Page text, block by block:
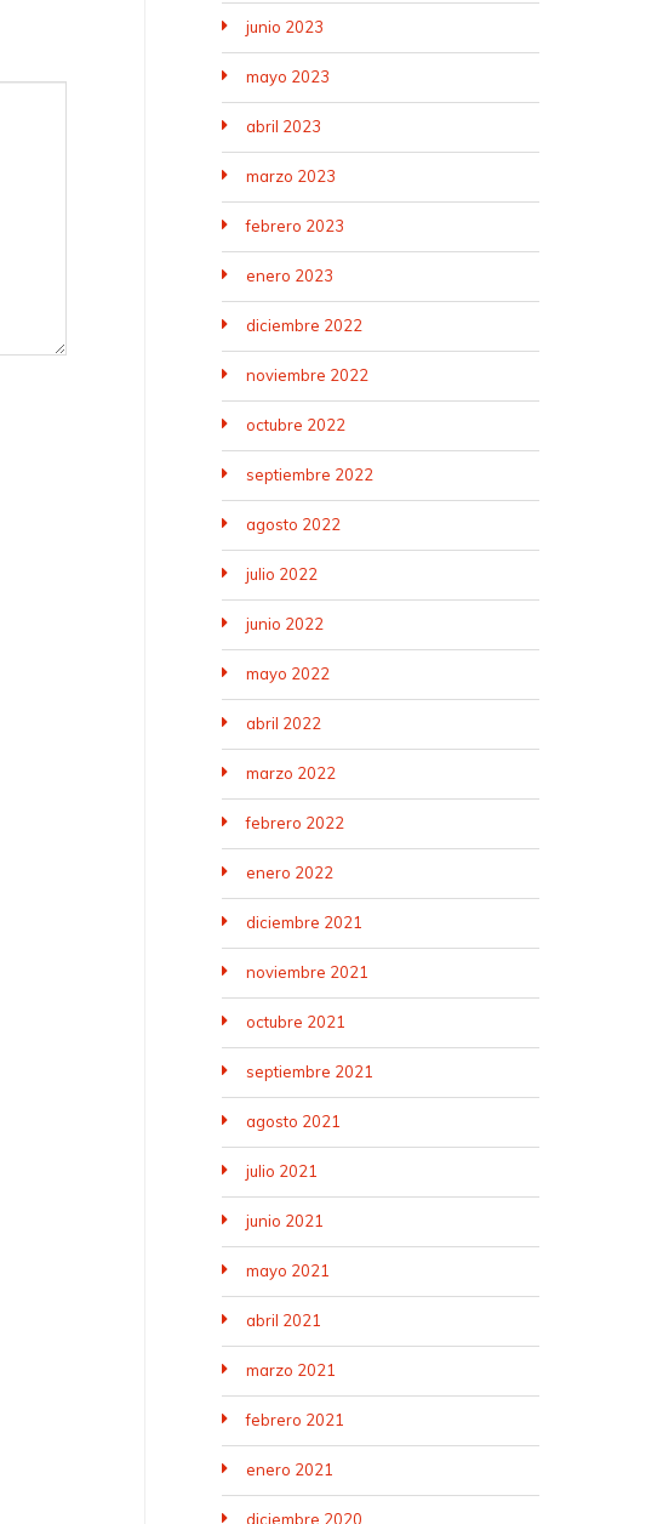
junio 2023
mayo 2023
abril 2023
marzo 2023
febrero 2023
enero 2023
diciembre 2022
noviembre 2022
octubre 2022
septiembre 2022
agosto 2022
julio 2022
junio 2022
mayo 2022
abril 2022
marzo 2022
febrero 2022
enero 2022
diciembre 2021
noviembre 2021
octubre 2021
septiembre 2021
agosto 2021
julio 2021
junio 2021
mayo 2021
abril 2021
marzo 2021
febrero 2021
enero 2021
diciembre 2020